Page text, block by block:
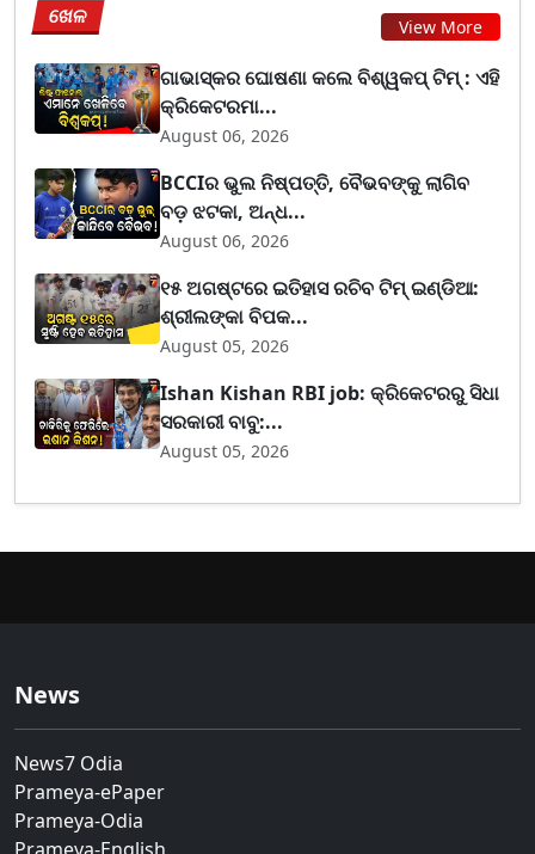
ଖେଳ View More
ଗାଭାସ୍କର ଘୋଷଣା କଲେ ବିଶ୍ୱକପ୍ ଟିମ୍ : ଏହି
କ୍ରିକେଟରମା...
August 06, 2026
BCCIର ଭୁଲ ନିଷ୍ପତ୍ତି, ବୈଭବଙ୍କୁ ଲାଗିବ
ବଡ଼ ଝଟକା, ଅନ୍ଧ...
August 06, 2026
୧୫ ଅଗଷ୍ଟରେ ଇତିହାସ ରଚିବ ଟିମ୍ ଇଣ୍ଡିଆ:
ଶ୍ରୀଲଙ୍କା ବିପକ...
August 05, 2026
Ishan Kishan RBI job: କ୍ରିକେଟରରୁ ସିଧା
ସରକାରୀ ବାବୁ:...
August 05, 2026
News
News7 Odia
Prameya-ePaper
Prameya-Odia